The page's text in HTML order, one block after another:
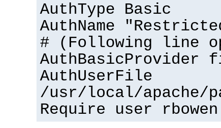
AuthType Basic
AuthName
# (Following line
AuthBasicProvider
AuthUserFile
/usr/local/apache/
Require user rbowen